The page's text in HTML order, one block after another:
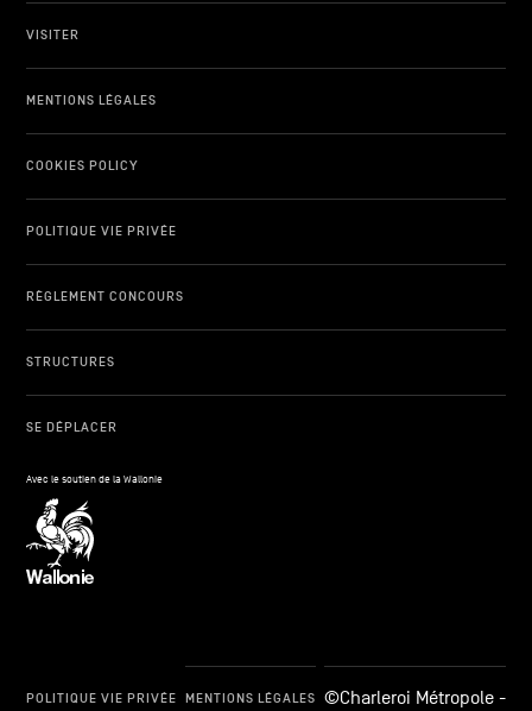
VISITER
MENTIONS LÉGALES
COOKIES POLICY
POLITIQUE VIE PRIVÉE
RÈGLEMENT CONCOURS
STRUCTURES
SE DÉPLACER
Avec le soutien de la Wallonie
POLITIQUE VIE PRIVÉE MENTIONS LÉGALES ©Charleroi Métropole -